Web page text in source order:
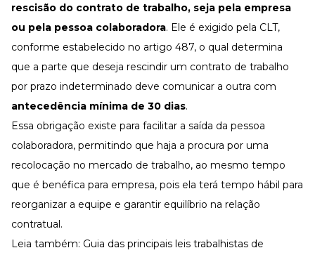
rescisão do contrato de trabalho, seja pela empresa
ou pela pessoa colaboradora. Ele é exigido pela CLT,
conforme estabelecido no artigo 487, o qual determina
que a parte que deseja rescindir um contrato de trabalho
por prazo indeterminado deve comunicar a outra com
antecedência mínima de 30 dias.
Essa obrigação existe para facilitar a saída da pessoa
colaboradora, permitindo que haja a procura por uma
recolocação no mercado de trabalho, ao mesmo tempo
que é benéfica para empresa, pois ela terá tempo hábil para
reorganizar a equipe e garantir equilíbrio na relação
contratual.
Leia também: Guia das principais leis trabalhistas de